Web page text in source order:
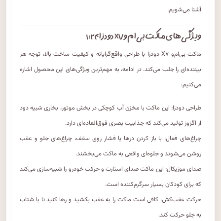
آشنا می‌شویم.
ویژگی‌های ماکت بی‌ام‌و X۷ دودزا ۱:۲۴
ماکت بی‌ام‌و X۷ دودزا با طراحی واقع‌گرایانه و کیفیت ساخت بالا، توجه هر
بیننده‌ای را جلب می‌کند. در ادامه، به مهم‌ترین ویژگی‌های این محصول اشاره
می‌کنیم:
طراحی دودزا: این ماکت با مخزن آب کوچکی در بخش موتور، بخاری شبیه دود
از اگزوز تولید می‌کند که جذابیت بصری فوق‌العاده‌ای دارد.
چراغ‌های فعال: با باز کردن درها یا فشار روی سقف، چراغ‌های جلو و عقب
روشن می‌شوند و جلوه‌ای واقعی به ماکت می‌بخشند.
صدای موزیکال: این ماکت صدای استارت و حرکت خودرو را شبیه‌سازی می‌کند
که برای کودکان بسیار سرگرم‌کننده است.
حرکت عقب‌کش: کافی است ماکت را به عقب بکشید و رها کنید تا با شتاب
به جلو حرکت کند.